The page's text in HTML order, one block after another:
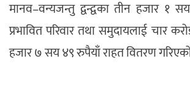
मानव–वन्यजन्तु द्वन्द्वका तीन हजार १
प्रभावित परिवार तथा समुदायलाई चार
हजार ७ सय ४९ रुपैयाँ राहत वितरण